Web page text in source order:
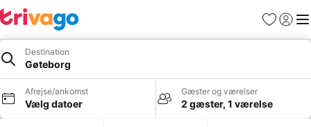
Favoritter
Log ind
Destination
Gøteborg
Afrejse/ankomst
Vælg datoer
Gæster og værelser
2 gæster, 1 værelse